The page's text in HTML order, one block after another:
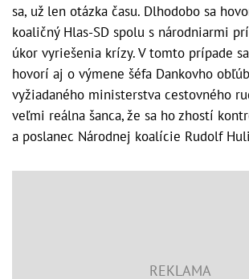
sa, už len otázka času. Dlhodobo sa
koaličný Hlas-SD spolu s národniarmi
úkor vyriešenia krízy. V tomto prípade
hovorí aj o výmene šéfa Dankovho
vyžiadaného ministerstva cestovného
veľmi reálna šanca, že sa ho zhostí
a poslanec Národnej koalície Rudolf